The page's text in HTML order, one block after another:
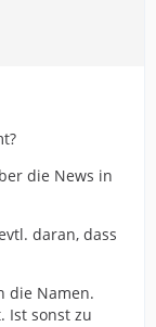
die News in
daran, dass
die Namen.
Ist sonst zu